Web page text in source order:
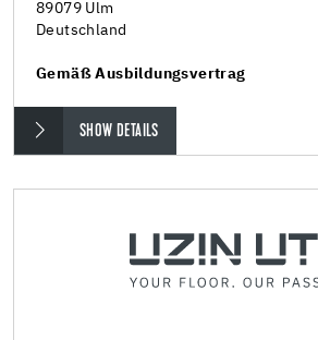
89079 Ulm
Deutschland
Gemäß Ausbildungsvertrag
SHOW DETAILS